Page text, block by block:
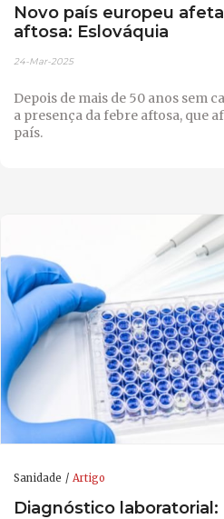
Novo país europeu
aftosa: Eslováquia
24-Mar-2025
Depois de mais de 50 anos sem
a presença da febre aftosa, que
país.
Sanidade Artigo
Diagnóstico